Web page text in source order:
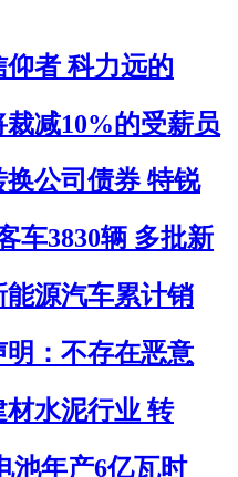
者 科力远的
减10%的受薪员
公司债券 特锐
车3830辆 多批新
能源汽车累计销
：不存在恶意
水泥行业 转
池年产6亿瓦时